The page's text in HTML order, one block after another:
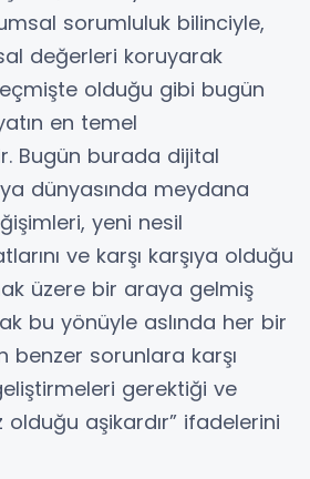
sorumluluk bilinciyle,
değerleri koruyarak
olduğu gibi bugün
en temel
Bugün burada dijital
dünyasında meydana
yeni nesil
ve karşı karşıya olduğu
üzere bir araya gelmiş
bu yönüyle aslında her bir
benzer sorunlara karşı
gerektiği ve
olduğu aşikardır” ifadelerini